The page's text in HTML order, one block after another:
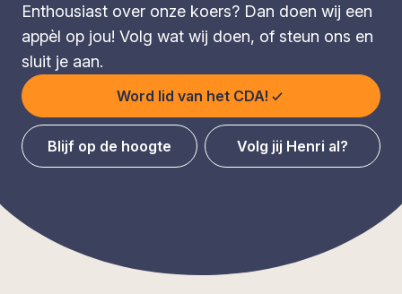
Enthousiast over onze koers? Dan doen wij een
appèl op jou! Volg wat wij doen, of steun ons en
sluit je aan.
Word lid van het CDA!
Blijf op de hoogte Volg jij Henri al?